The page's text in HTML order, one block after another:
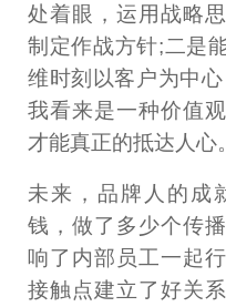
处着眼，运用战略
制定作战方针;二是
维时刻以客户为中
我看来是一种价值
才能真正的抵达人心
未来，品牌人的成
钱，做了多少个传
响了内部员工一起
接触点建立了好关